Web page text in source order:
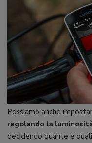
Possiamo anche
regolando la
decidendo quante e